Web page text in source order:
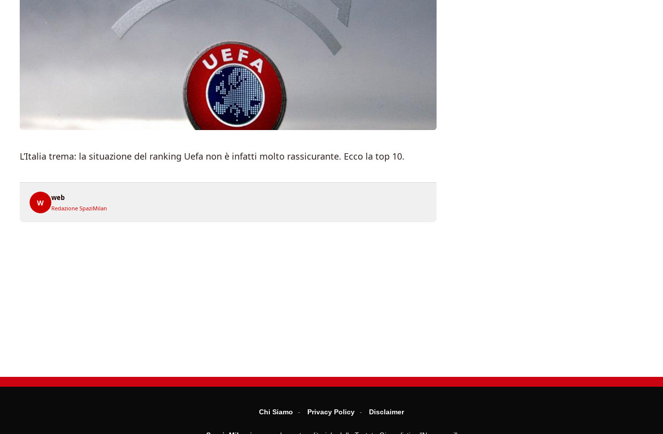
L’Italia trema: la situazione del ranking Uefa non è infatti molto rassicurante. Ecco la top 10.
W
web
Redazione SpaziMilan
Chi Siamo Privacy Policy Disclaimer